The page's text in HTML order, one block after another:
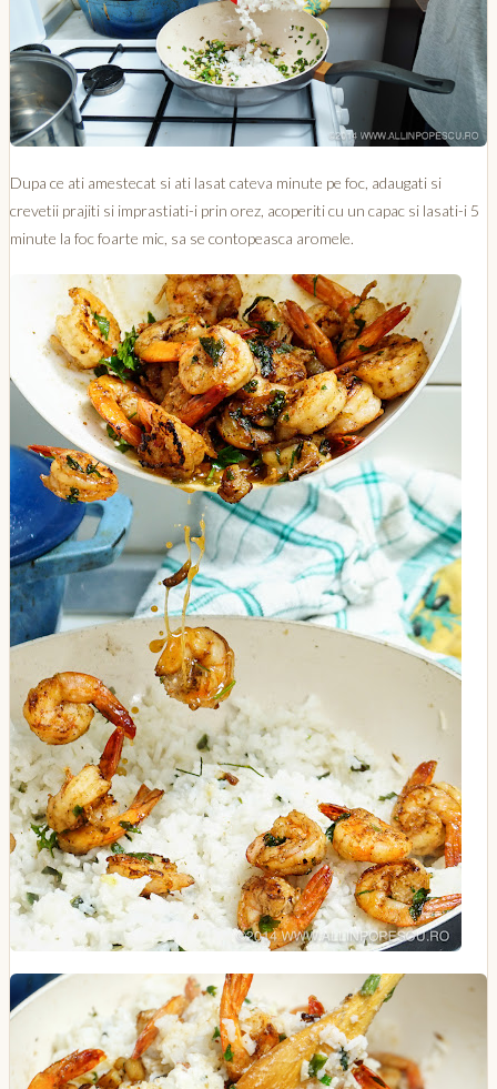
Dupa ce ati amestecat si ati lasat cateva minute pe foc, adaugati si
crevetii prajiti si imprastiati-i prin orez, acoperiti cu un capac si lasati-i 5
minute la foc foarte mic, sa se contopeasca aromele.